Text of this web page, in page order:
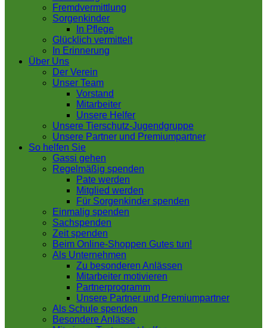
Fremdvermittlung
Sorgenkinder
In Pflege
Glücklich vermittelt
In Erinnerung
Über Uns
Der Verein
Unser Team
Vorstand
Mitarbeiter
Unsere Helfer
Unsere Tierschutz-Jugendgruppe
Unsere Partner und Premiumpartner
So helfen Sie
Gassi gehen
Regelmäßig spenden
Pate werden
Mitglied werden
Für Sorgenkinder spenden
Einmalig spenden
Sachspenden
Zeit spenden
Beim Online-Shoppen Gutes tun!
Als Unternehmen
Zu besonderen Anlässen
Mitarbeiter motivieren
Partnerprogramm
Unsere Partner und Premiumpartner
Als Schule spenden
Besondere Anlässe